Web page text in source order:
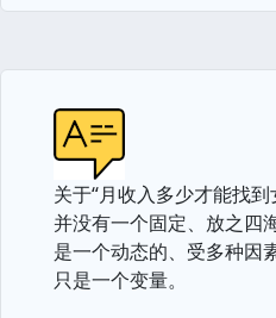
关于“月收入多少才能找
并没有一个固定、放之四
是一个动态的、受多种因
只是一个变量。